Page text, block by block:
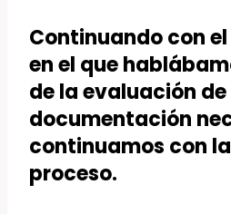
Continuando con
en el que
de la evaluación
documentación
continuamos con
proceso.